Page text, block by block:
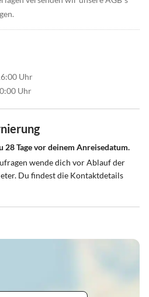
Uhr
Uhr
28 Tage vor deinem Anreisedatum.
wende dich vor Ablauf der
Du findest die Kontaktdetails